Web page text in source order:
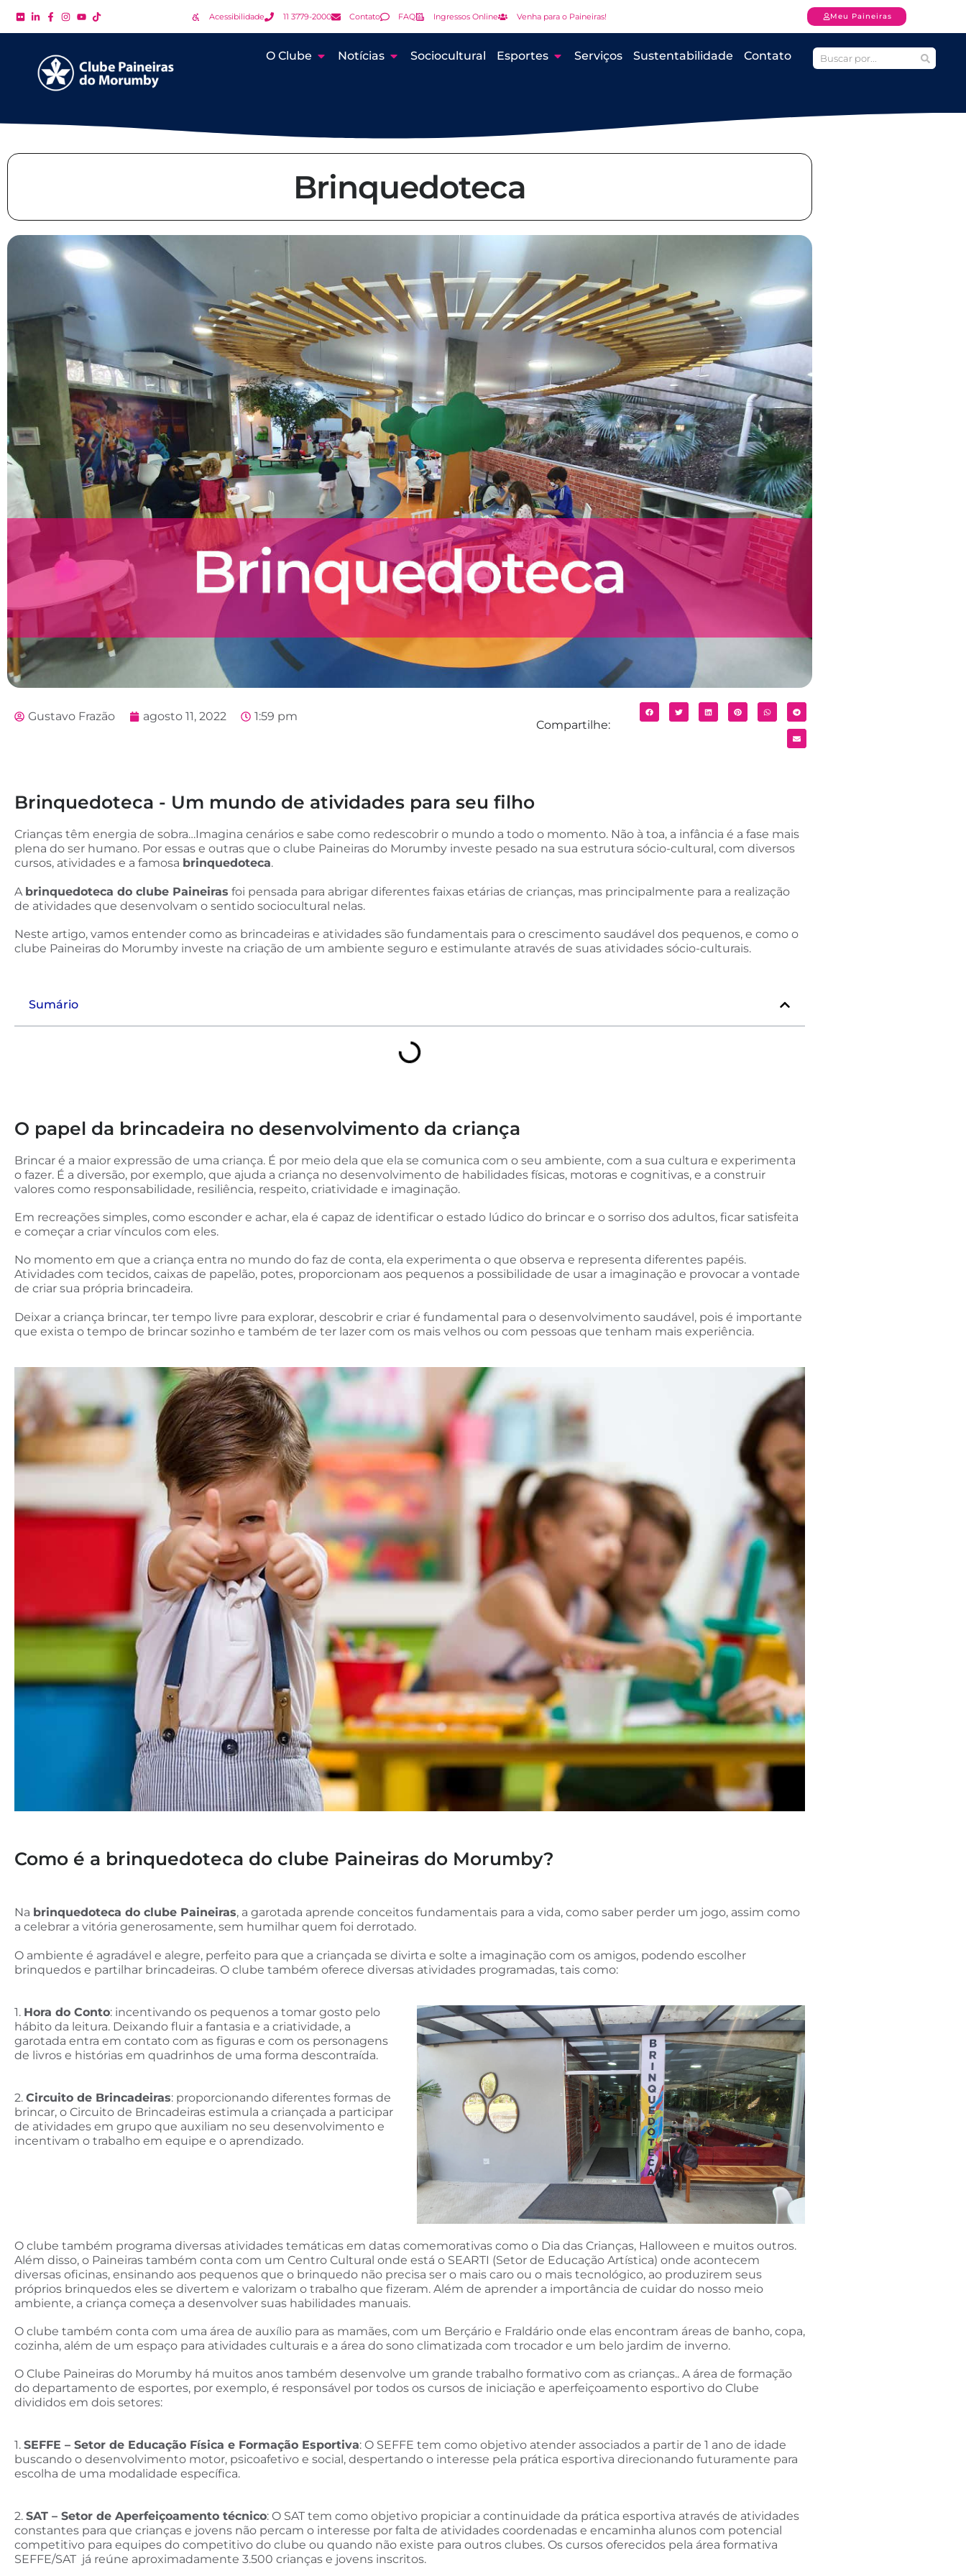
Acessibilidade 11 3779-2000 Contato FAQ Ingressos Online Venha para o Paineiras! Meu Paineiras
O Clube Notícias Sociocultural Esportes Serviços Sustentabilidade Contato
Brinquedoteca
Gustavo Frazão agosto 11, 2022 1:59 pm
Compartilhe:
Brinquedoteca - Um mundo de atividades para seu filho
Crianças têm energia de sobra…Imagina cenários e sabe como redescobrir o mundo a todo o momento. Não à toa, a infância é a fase mais
plena do ser humano. Por essas e outras que o clube Paineiras do Morumby investe pesado na sua estrutura sócio-cultural, com diversos
cursos, atividades e a famosa brinquedoteca.
A brinquedoteca do clube Paineiras foi pensada para abrigar diferentes faixas etárias de crianças, mas principalmente para a realização
de atividades que desenvolvam o sentido sociocultural nelas.
Neste artigo, vamos entender como as brincadeiras e atividades são fundamentais para o crescimento saudável dos pequenos, e como o
clube Paineiras do Morumby investe na criação de um ambiente seguro e estimulante através de suas atividades sócio-culturais.
Sumário
O papel da brincadeira no desenvolvimento da criança
Brincar é a maior expressão de uma criança. É por meio dela que ela se comunica com o seu ambiente, com a sua cultura e experimenta
o fazer. É a diversão, por exemplo, que ajuda a criança no desenvolvimento de habilidades físicas, motoras e cognitivas, e a construir
valores como responsabilidade, resiliência, respeito, criatividade e imaginação.
Em recreações simples, como esconder e achar, ela é capaz de identificar o estado lúdico do brincar e o sorriso dos adultos, ficar satisfeita
e começar a criar vínculos com eles.
No momento em que a criança entra no mundo do faz de conta, ela experimenta o que observa e representa diferentes papéis.
Atividades com tecidos, caixas de papelão, potes, proporcionam aos pequenos a possibilidade de usar a imaginação e provocar a vontade
de criar sua própria brincadeira.
Deixar a criança brincar, ter tempo livre para explorar, descobrir e criar é fundamental para o desenvolvimento saudável, pois é importante
que exista o tempo de brincar sozinho e também de ter lazer com os mais velhos ou com pessoas que tenham mais experiência.
Como é a brinquedoteca do clube Paineiras do Morumby?
Na brinquedoteca do clube Paineiras, a garotada aprende conceitos fundamentais para a vida, como saber perder um jogo, assim como
a celebrar a vitória generosamente, sem humilhar quem foi derrotado.
O ambiente é agradável e alegre, perfeito para que a criançada se divirta e solte a imaginação com os amigos, podendo escolher
brinquedos e partilhar brincadeiras. O clube também oferece diversas atividades programadas, tais como:
1. Hora do Conto: incentivando os pequenos a tomar gosto pelo
hábito da leitura. Deixando fluir a fantasia e a criatividade, a
garotada entra em contato com as figuras e com os personagens
de livros e histórias em quadrinhos de uma forma descontraída.
2. Circuito de Brincadeiras: proporcionando diferentes formas de
brincar, o Circuito de Brincadeiras estimula a criançada a participar
de atividades em grupo que auxiliam no seu desenvolvimento e
incentivam o trabalho em equipe e o aprendizado.
O clube também programa diversas atividades temáticas em datas comemorativas como o Dia das Crianças, Halloween e muitos outros.
Além disso, o Paineiras também conta com um Centro Cultural onde está o SEARTI (Setor de Educação Artística) onde acontecem
diversas oficinas, ensinando aos pequenos que o brinquedo não precisa ser o mais caro ou o mais tecnológico, ao produzirem seus
próprios brinquedos eles se divertem e valorizam o trabalho que fizeram. Além de aprender a importância de cuidar do nosso meio
ambiente, a criança começa a desenvolver suas habilidades manuais.
O clube também conta com uma área de auxílio para as mamães, com um Berçário e Fraldário onde elas encontram áreas de banho, copa,
cozinha, além de um espaço para atividades culturais e a área do sono climatizada com trocador e um belo jardim de inverno.
O Clube Paineiras do Morumby há muitos anos também desenvolve um grande trabalho formativo com as crianças.. A área de formação
do departamento de esportes, por exemplo, é responsável por todos os cursos de iniciação e aperfeiçoamento esportivo do Clube
divididos em dois setores:
1. SEFFE – Setor de Educação Física e Formação Esportiva: O SEFFE tem como objetivo atender associados a partir de 1 ano de idade
buscando o desenvolvimento motor, psicoafetivo e social, despertando o interesse pela prática esportiva direcionando futuramente para
escolha de uma modalidade específica.
2. SAT – Setor de Aperfeiçoamento técnico: O SAT tem como objetivo propiciar a continuidade da prática esportiva através de atividades
constantes para que crianças e jovens não percam o interesse por falta de atividades coordenadas e encaminha alunos com potencial
competitivo para equipes do competitivo do clube ou quando não existe para outros clubes. Os cursos oferecidos pela área formativa
SEFFE/SAT já reúne aproximadamente 3.500 crianças e jovens inscritos.